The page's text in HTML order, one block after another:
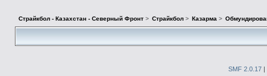
Страйкбол - Казахстан - Северный Фронт> Страйкбол > Казарма >
SMF 2.0.17 |